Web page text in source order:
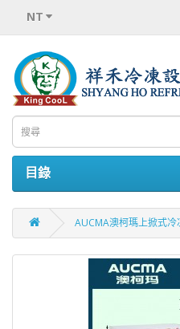
NT
目錄
AUCMA澳柯瑪上掀式